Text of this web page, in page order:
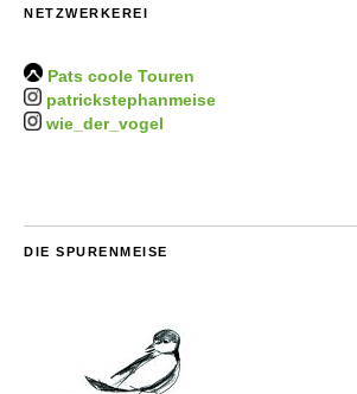
NETZWERKEREI
Pats coole Touren
patrickstephanmeise
wie_der_vogel
DIE SPURENMEISE